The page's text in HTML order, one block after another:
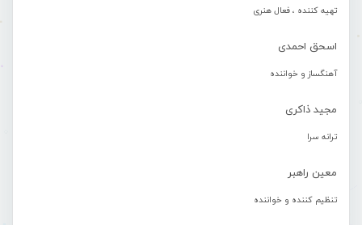
تهیه کننده ، فعال هنری
اسحق احمدی
آهنگساز و خواننده
مجید ذاکری
ترانه سرا
معین راهبر
تنظیم کننده و خواننده